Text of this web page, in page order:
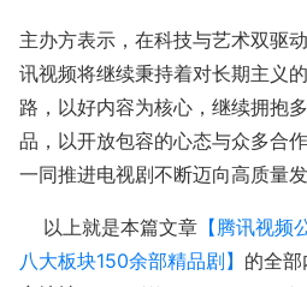
主办方表示，在科技与艺术双驱
讯视频将继续秉持着对长期主义
路，以好内容为核心，继续拥抱
品，以开放包容的心态与众多合
一同推进电视剧不断迈向高质量发
以上就是本篇文章 【腾讯视
八大板块150余部精品剧】 的全